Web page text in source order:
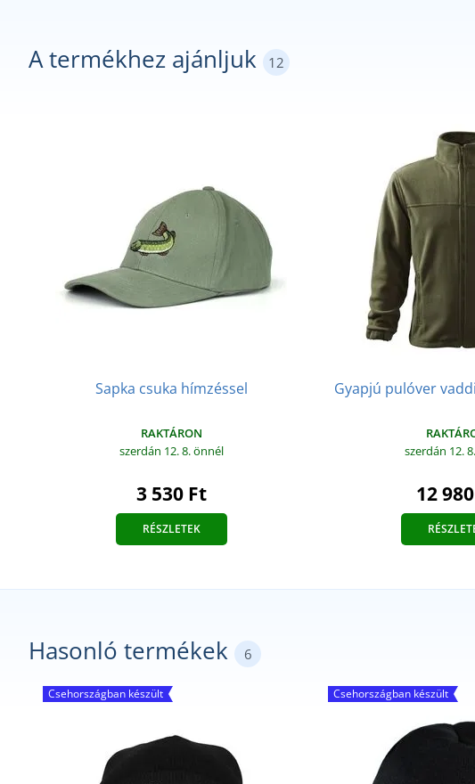
A termékhez ajánljuk 12
Sapka csuka hímzéssel
RAKTÁRON
szerdán 12. 8.önnél
3 530 Ft
RÉSZLETEK
Gyapjú pulóver
szerdán 12. 8.
12
Hasonló termékek 6
Csehországban készült Csehországban készült